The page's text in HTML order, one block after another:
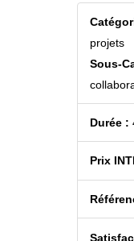
projets
Sous-
Durée :
Prix